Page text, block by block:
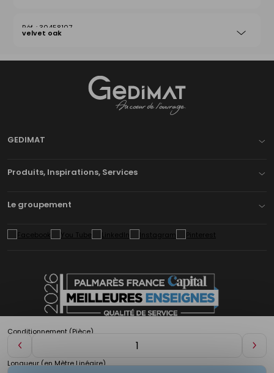
Conditionnement (Pièce)
Diminuer
de
Longueur (en Mètre Linéaire)
30458107
velvet oak
GEDIMAT
Produits, Inspirations, Services
Le groupement